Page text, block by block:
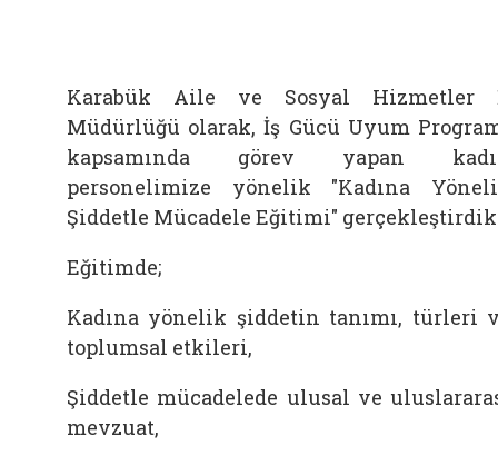
Karabük Aile ve Sosyal Hizmetler
Müdürlüğü olarak, İş Gücü Uyum
kapsamında görev yapan
personelimize yönelik "Kadına
Şiddetle Mücadele Eğitimi"
Eğitimde;
Kadına yönelik şiddetin tanımı, türleri
toplumsal etkileri,
Şiddetle mücadelede ulusal ve
mevzuat,